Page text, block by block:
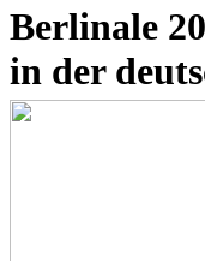
Berlinale
in der